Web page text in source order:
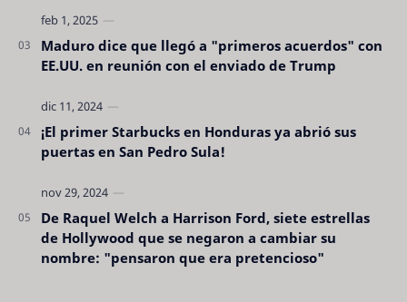
Maduro dice que llegó a "primeros acuerdos" con
EE.UU. en reunión con el enviado de Trump
¡El primer Starbucks en Honduras ya abrió sus
puertas en San Pedro Sula!
De Raquel Welch a Harrison Ford, siete estrellas
de Hollywood que se negaron a cambiar su
nombre: "pensaron que era pretencioso"